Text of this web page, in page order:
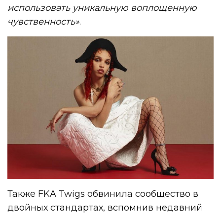
использовать уникальную воплощенную
чувственность».
Также FKA Twigs обвинила сообщество в
двойных стандартах, вспомнив недавний